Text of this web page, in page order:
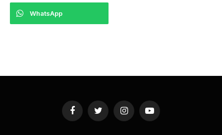
WhatsApp
FacebookTwitter InstagramYouTube